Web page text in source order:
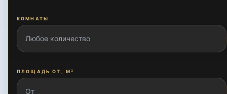
Бобур боги
КОМНАТЫ
ПЛОЩАДЬ ОТ, М²